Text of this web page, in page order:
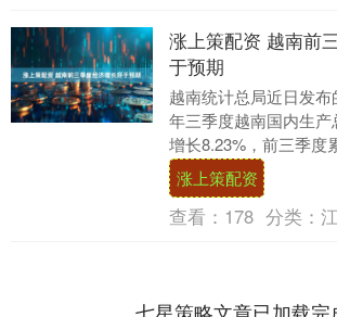
涨上策配资 越南前
于预期
越南统计总局近日发
年三季度越南国内生
增长8.23%，前三季度
速高于预期且达到3年
涨上策配资
查看： 178 分类：